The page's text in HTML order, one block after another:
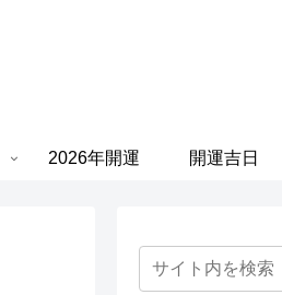
2026年開運 開運吉日